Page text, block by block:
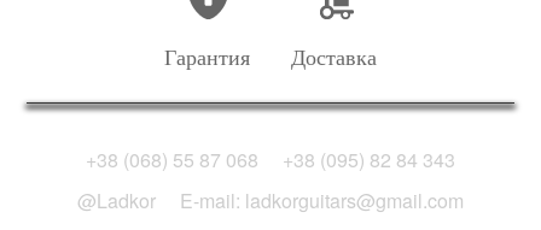
Гарантия Доставка
+38 (068) 55 87 068
+38 (095) 82 84 343
@Ladkor
E-mail: ladkorguitars@gmail.com